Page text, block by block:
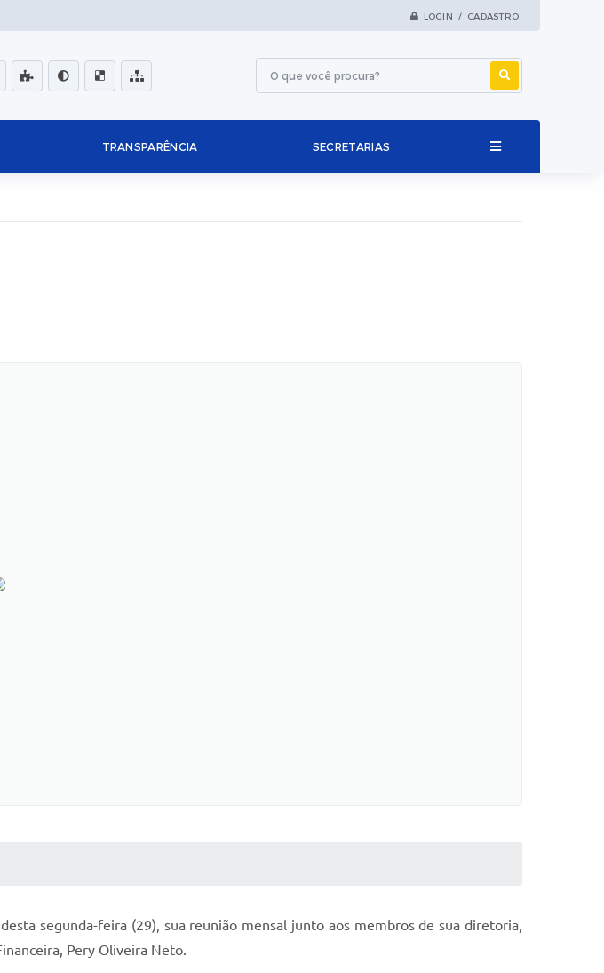
LOGIN / CADASTRO
TRANSPARÊNCIA SECRETARIAS
segunda-feira (29), sua reunião mensal junto aos membros de sua diretoria,
Pery Oliveira Neto.